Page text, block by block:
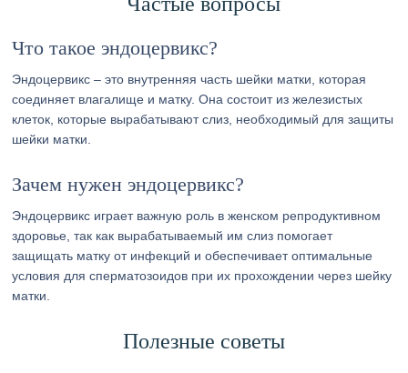
Что такое эндоцервикс?
Эндоцервикс – это внутренняя часть шейки матки, которая
соединяет влагалище и матку. Она состоит из железистых
клеток, которые вырабатывают слиз, необходимый для защиты
шейки матки.
Зачем нужен эндоцервикс?
Эндоцервикс играет важную роль в женском репродуктивном
здоровье, так как вырабатываемый им слиз помогает
защищать матку от инфекций и обеспечивает оптимальные
условия для сперматозоидов при их прохождении через шейку
матки.
Полезные советы